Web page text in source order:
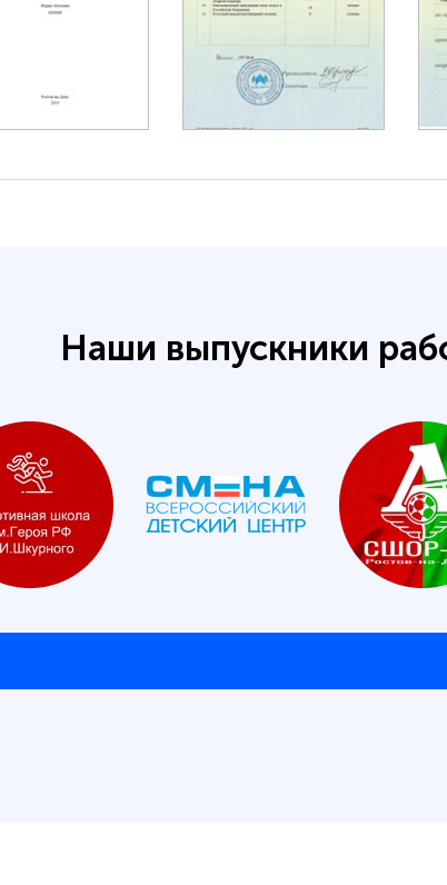
Наши выпускники